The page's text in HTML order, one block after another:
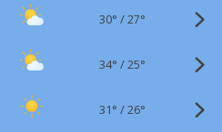
30° /27°
34° /25°
31° /26°